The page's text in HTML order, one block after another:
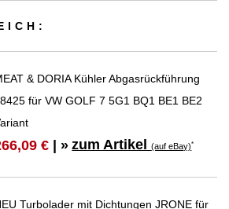
& DORIA Kühler Abgasrückführung
für VW GOLF 7 5G1 BQ1 BE1 BE2
€ | » zum Artikel(auf eBay)*
Turbolader mit Dichtungen JRONE für